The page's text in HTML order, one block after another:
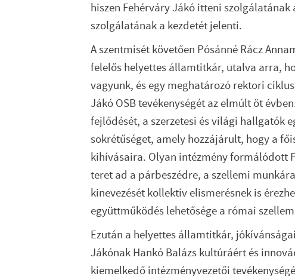
hiszen Fehérváry Jákó itteni szolgálatának
szolgálatának a kezdetét jelenti.
A szentmisét követően Pósánné Rácz
felelős helyettes államtitkár, utalva arra,
vagyunk, és egy meghatározó rektori
Jákó OSB tevékenységét az elmúlt öt
fejlődését, a szerzetesi és világi hallgatók
sokrétűséget, amely hozzájárult, hogy a
kihívásaira. Olyan intézmény formálódott
teret ad a párbeszédre, a szellemi
kinevezését kollektív elismerésnek is
együttműködés lehetősége a római
Ezután a helyettes államtitkár,
Jákónak Hankó Balázs kultúráért és
kiemelkedő intézményvezetői